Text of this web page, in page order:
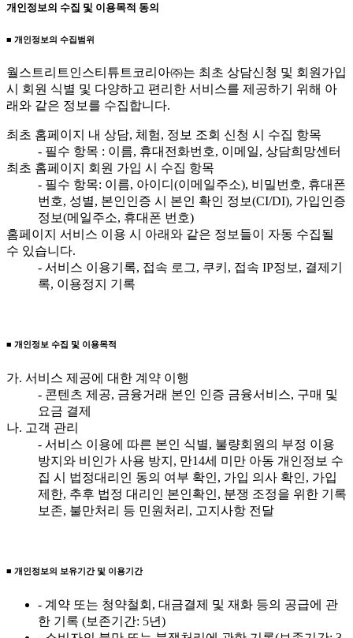
개인정보의 수집 및 이용목적 동의
■ 개인정보의 수집범위
월스트리트인스티튜트코리아㈜는 최초 상담신청 및 회원가입
시 회원 식별 및 다양하고 편리한 서비스를 제공하기 위해 아
래와 같은 정보를 수집합니다.
최초 홈페이지 내 상담, 체험, 정보 조회 신청 시 수집 항목
- 필수 항목 : 이름, 휴대전화번호, 이메일, 상담희망센터
최초 홈페이지 회원 가입 시 수집 항목
- 필수 항목: 이름, 아이디(이메일주소), 비밀번호, 휴대폰
번호, 성별, 본인인증 시 본인 확인 정보(CI/DI), 가입인증
정보(메일주소, 휴대폰 번호)
홈페이지 서비스 이용 시 아래와 같은 정보들이 자동 수집될
수 있습니다.
- 서비스 이용기록, 접속 로그, 쿠키, 접속 IP정보, 결제기
록, 이용정지 기록
■ 개인정보 수집 및 이용목적
가. 서비스 제공에 대한 계약 이행
- 콘텐츠 제공, 금융거래 본인 인증 금융서비스, 구매 및
요금 결제
나. 고객 관리
- 서비스 이용에 따른 본인 식별, 불량회원의 부정 이용
방지와 비인가 사용 방지, 만14세 미만 아동 개인정보 수
집 시 법정대리인 동의 여부 확인, 가입 의사 확인, 가입
제한, 추후 법정 대리인 본인확인, 분쟁 조정을 위한 기록
보존, 불만처리 등 민원처리, 고지사항 전달
■ 개인정보의 보유기간 및 이용기간
- 계약 또는 청약철회, 대금결제 및 재화 등의 공급에 관
한 기록 (보존기간: 5년)